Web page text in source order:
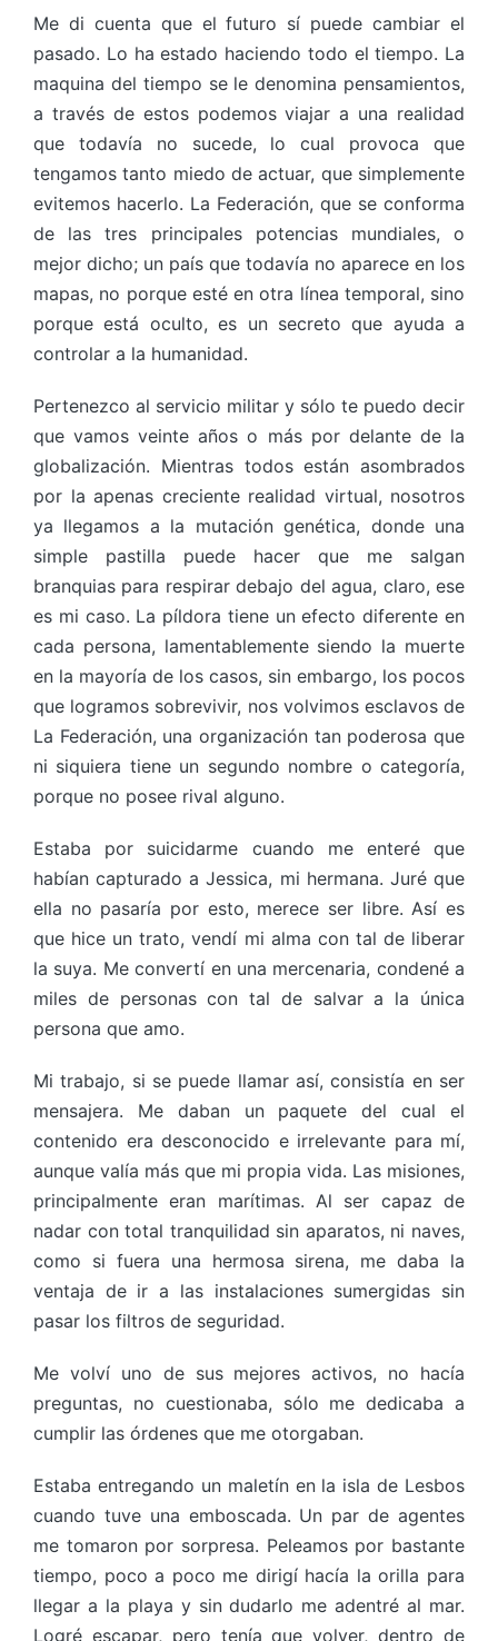
Me di cuenta que el futuro sí puede cambiar el
pasado. Lo ha estado haciendo todo el tiempo. La
maquina del tiempo se le denomina pensamientos,
a través de estos podemos viajar a una realidad
que todavía no sucede, lo cual provoca que
tengamos tanto miedo de actuar, que simplemente
evitemos hacerlo. La Federación, que se conforma
de las tres principales potencias mundiales, o
mejor dicho; un país que todavía no aparece en los
mapas, no porque esté en otra línea temporal, sino
porque está oculto, es un secreto que ayuda a
controlar a la humanidad.
Pertenezco al servicio militar y sólo te puedo decir
que vamos veinte años o más por delante de la
globalización. Mientras todos están asombrados
por la apenas creciente realidad virtual, nosotros
ya llegamos a la mutación genética, donde una
simple pastilla puede hacer que me salgan
branquias para respirar debajo del agua, claro, ese
es mi caso. La píldora tiene un efecto diferente en
cada persona, lamentablemente siendo la muerte
en la mayoría de los casos, sin embargo, los pocos
que logramos sobrevivir, nos volvimos esclavos de
La Federación, una organización tan poderosa que
ni siquiera tiene un segundo nombre o categoría,
porque no posee rival alguno.
Estaba por suicidarme cuando me enteré que
habían capturado a Jessica, mi hermana. Juré que
ella no pasaría por esto, merece ser libre. Así es
que hice un trato, vendí mi alma con tal de liberar
la suya. Me convertí en una mercenaria, condené a
miles de personas con tal de salvar a la única
persona que amo.
Mi trabajo, si se puede llamar así, consistía en ser
mensajera. Me daban un paquete del cual el
contenido era desconocido e irrelevante para mí,
aunque valía más que mi propia vida. Las misiones,
principalmente eran marítimas. Al ser capaz de
nadar con total tranquilidad sin aparatos, ni naves,
como si fuera una hermosa sirena, me daba la
ventaja de ir a las instalaciones sumergidas sin
pasar los filtros de seguridad.
Me volví uno de sus mejores activos, no hacía
preguntas, no cuestionaba, sólo me dedicaba a
cumplir las órdenes que me otorgaban.
Estaba entregando un maletín en la isla de Lesbos
cuando tuve una emboscada. Un par de agentes
me tomaron por sorpresa. Peleamos por bastante
tiempo, poco a poco me dirigí hacía la orilla para
llegar a la playa y sin dudarlo me adentré al mar.
Logré escapar, pero tenía que volver, dentro de